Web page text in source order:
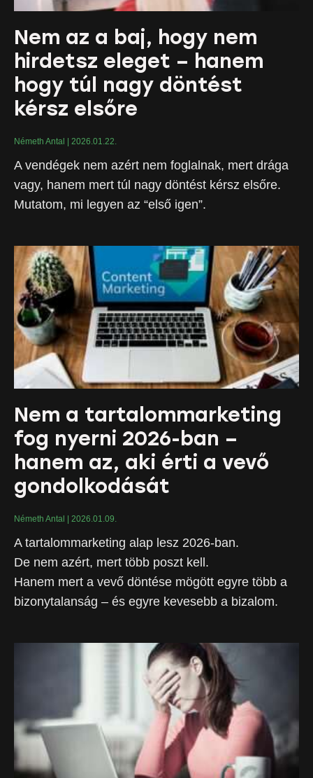
Nem az a baj, hogy nem
hirdetsz eleget – hanem
hogy túl nagy döntést
kérsz elsőre
Németh Antal 2026.01.22.
A vendégek nem azért nem foglalnak, mert drága
vagy, hanem mert túl nagy döntést kérsz elsőre.
Mutatom, mi legyen az “első igen”.
Nem a tartalommarketing
fog nyerni 2026-ban –
hanem az, aki érti a vevő
gondolkodását
Németh Antal 2026.01.09.
A tartalommarketing alap lesz 2026-ban.
De nem azért, mert több poszt kell.
Hanem mert a vevő döntése mögött egyre több a
bizonytalanság – és egyre kevesebb a bizalom.